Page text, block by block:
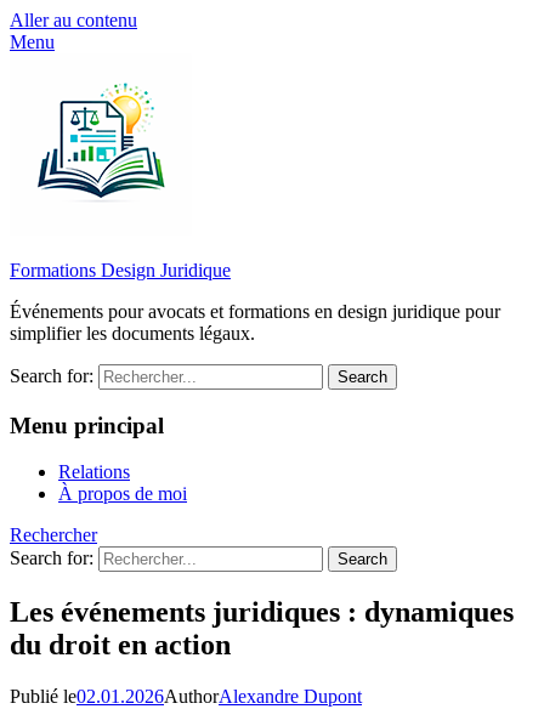
Aller au contenu
Menu
Formations Design Juridique
Événements pour avocats et formations en design juridique pour
simplifier les documents légaux.
Search for:
Menu principal
Relations
À propos de moi
Rechercher
Search for:
Les événements juridiques : dynamiques
du droit en action
Publié le02.01.2026AuthorAlexandre Dupont